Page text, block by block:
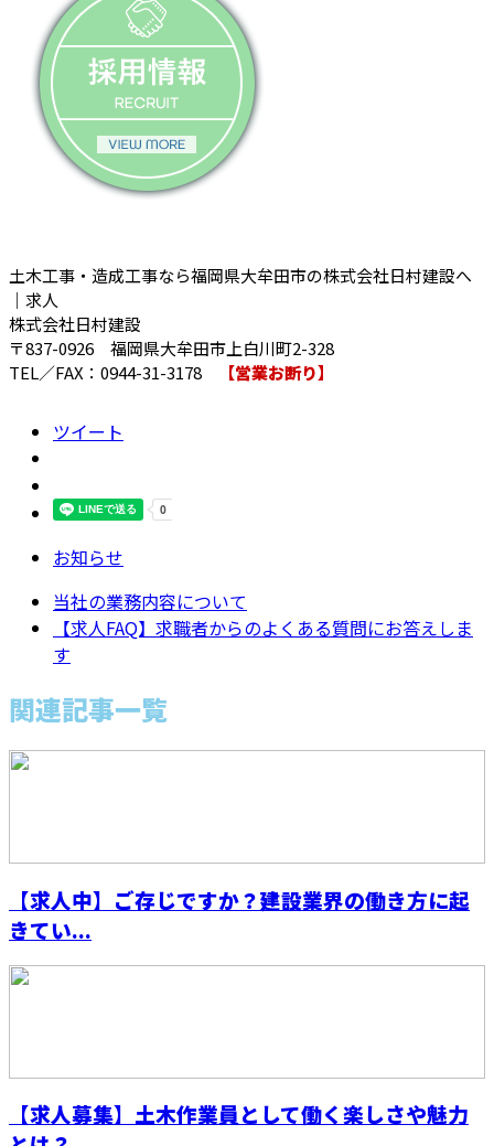
土木工事・造成工事なら福岡県大牟田市の株式会社日村建設へ
｜求人
株式会社日村建設
〒837-0926 福岡県大牟田市上白川町2-328
TEL／FAX：0944-31-3178
【営業お断り】
ツイート
お知らせ
当社の業務内容について
【求人FAQ】求職者からのよくある質問にお答えしま
す
関連記事一覧
【求人中】ご存じですか？建設業界の働き方に起
きてい...
【求人募集】土木作業員として働く楽しさや魅力